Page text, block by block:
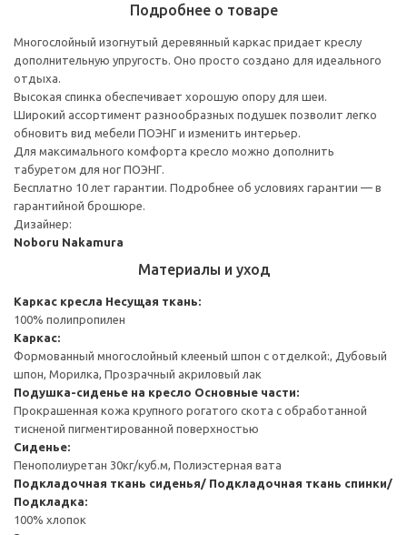
Подробнее о товаре
Многослойный изогнутый деревянный каркас придает креслу
дополнительную упругость. Оно просто создано для идеального
отдыха.
Высокая спинка обеспечивает хорошую опору для шеи.
Широкий ассортимент разнообразных подушек позволит легко
обновить вид мебели ПОЭНГ и изменить интерьер.
Для максимального комфорта кресло можно дополнить
табуретом для ног ПОЭНГ.
Бесплатно 10 лет гарантии. Подробнее об условиях гарантии — в
гарантийной брошюре.
Дизайнер:
Noboru Nakamura
Материалы и уход
Каркас кресла Несущая ткань:
100% полипропилен
Каркас:
Формованный многослойный клееный шпон с отделкой:, Дубовый
шпон, Морилка, Прозрачный акриловый лак
Подушка-сиденье на кресло Основные части:
Прокрашенная кожа крупного рогатого скота с обработанной
тисненой пигментированной поверхностью
Сиденье:
Пенополиуретан 30кг/куб.м, Полиэстерная вата
Подкладочная ткань сиденья/ Подкладочная ткань спинки/
Подкладка:
100% хлопок